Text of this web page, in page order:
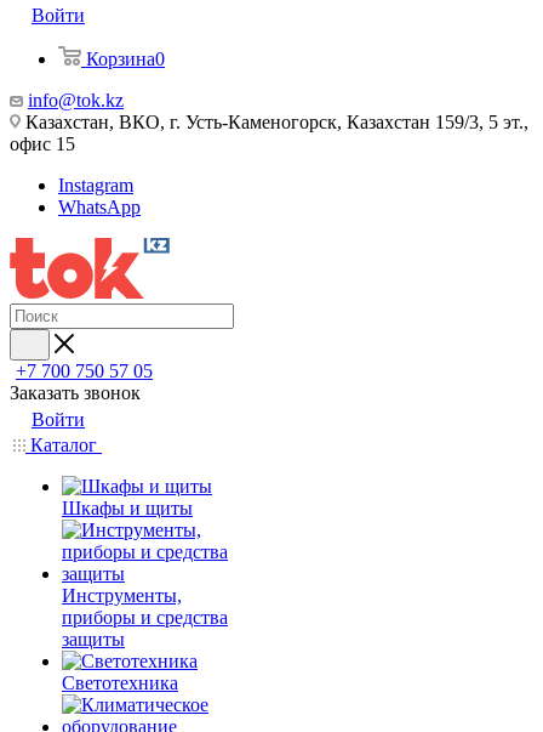
Войти
Корзина0
info@tok.kz
Казахстан, ВКО, г. Усть-Каменогорск, Казахстан 159/3, 5 эт.,
офис 15
Instagram
WhatsApp
+7 700 750 57 05
Заказать звонок
Войти
Каталог
Шкафы и щиты
Инструменты,
приборы и средства
защиты
Светотехника